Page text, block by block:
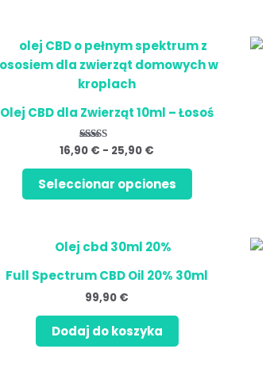
Olej CBD dla Zwierząt 10ml – Łosoś
Oceniono
5.00
na 5
16,90 € - 25,90 €
Zakres
od
25,90 €
Seleccionar opciones
Ten
produkt
ma
wariantów.
Opcje
można
wybrać
na
Full Spectrum CBD Oil 20% 30ml
99,90 €
Dodaj do koszyka